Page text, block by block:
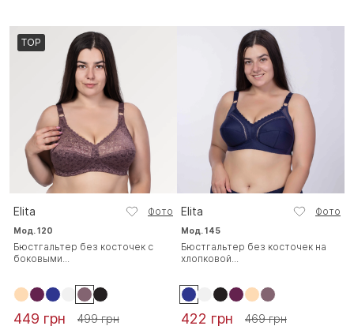
TOP
Elita Фото
Мод. 120
Бюстгальтер без косточек с
боковыми...
449 грн 499 грн
Elita Фото
Мод. 145
Бюстгальтер без косточек на
хлопковой...
422 грн 469 грн